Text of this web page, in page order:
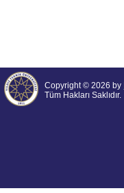
Copyright © 2026 by
Tüm Hakları Saklıdır.